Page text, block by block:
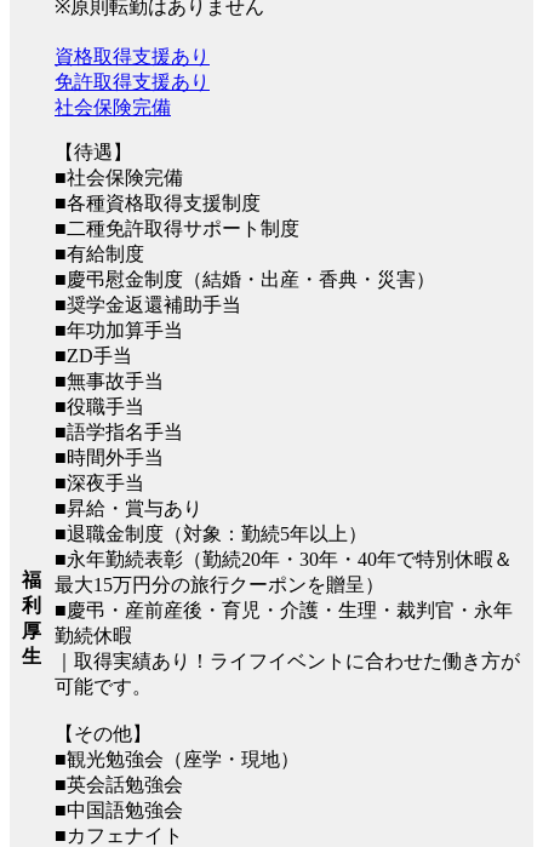
※原則転勤はありません
福
利
厚
生
資格取得支援あり
免許取得支援あり
社会保険完備
【待遇】
■社会保険完備
■各種資格取得支援制度
■二種免許取得サポート制度
■有給制度
■慶弔慰金制度（結婚・出産・香典・災害）
■奨学金返還補助手当
■年功加算手当
■ZD手当
■無事故手当
■役職手当
■語学指名手当
■時間外手当
■深夜手当
■昇給・賞与あり
■退職金制度（対象：勤続5年以上）
■永年勤続表彰（勤続20年・30年・40年で特別休暇＆
最大15万円分の旅行クーポンを贈呈）
■慶弔・産前産後・育児・介護・生理・裁判官・永年
勤続休暇
｜取得実績あり！ライフイベントに合わせた働き方が
可能です。
【その他】
■観光勉強会（座学・現地）
■英会話勉強会
■中国語勉強会
■カフェナイト